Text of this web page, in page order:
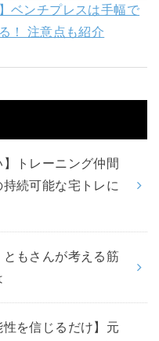
ベンチプレスは手幅で
！ 注意点も紹介
】トレーニング仲間
続可能な宅トレに
ともさんが考える筋
性を信じるだけ】元